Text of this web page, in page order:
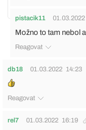
pistacik11 01.03.2022
Možno to tam nebol
Reagovat
db18 01.03.2022 14:23
Reagovat
rel7 01.03.2022 16:19